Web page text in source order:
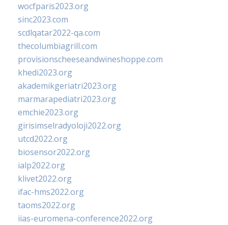
wocfparis2023.org
sinc2023.com
scdlqatar2022-qa.com
thecolumbiagrill.com
provisionscheeseandwineshoppe.com
khedi2023.org
akademikgeriatri2023.org
marmarapediatri2023.org
emchie2023.org
girisimselradyoloji2022.org
utcd2022.org
biosensor2022.org
ialp2022.org
klivet2022.org
ifac-hms2022.org
taoms2022.org
iias-euromena-conference2022.org